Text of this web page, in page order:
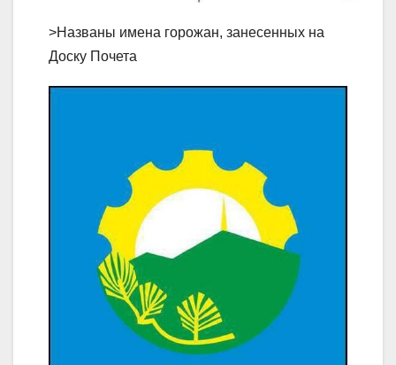
>Названы имена горожан, занесенных на
Доску Почета